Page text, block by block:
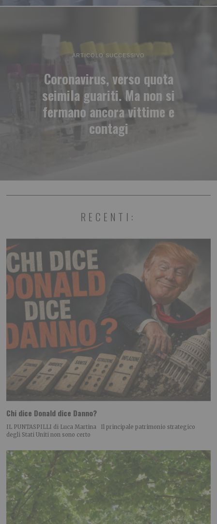
ARTICOLO SUCCESSIVO
Coronavirus, verso quota
seimila guariti. Ma non si
fermano ancora vittime e
contagi
RECENTI:
Chi dice Donald dice Danno?
IL PUNTASPILLI di Luca Martina Il principale patrimonio strategico
degli Stati Uniti non sono certo